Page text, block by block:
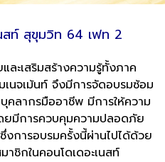
สท์ สุขุมวิท 64 เฟท 2
ะเสริมสร้างความรู้ทั้งภาค
นจเม้นท์ จึงมีการจัดอบรมซ้อม
คลากรมืออาชีพ มีการให้ความ
ยมีการควบคุมความปลอดภัย
การอบรมครั้งนี้ผ่านไปได้ด้วย
ชิกในคอนโดเดอะเนสท์